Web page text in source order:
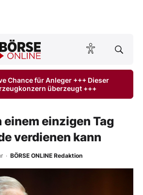
BÖRSE ONLINE lesen
Chance für Anleger +++ Dieser
überzeugt +++
einem einzigen Tag
verdienen kann
· BÖRSE ONLINE Redaktion